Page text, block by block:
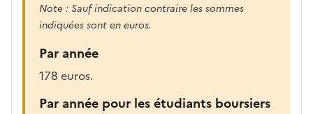
c
é
Note : Sauf indication contraire les sommes
indiquées sont en euros.
Par année
178 euros.
Par année pour les étudiants boursiers